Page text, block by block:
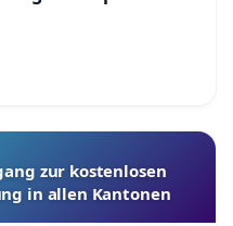
zur kostenlosen
in allen Kantonen